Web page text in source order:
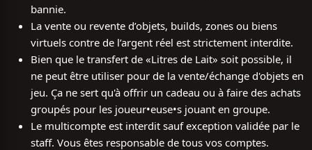
bannie.
La vente ou revente d’objets, builds, zones ou biens
virtuels contre de l’argent réel est strictement interdite.
Bien que le transfert de «Litres de Lait» soit possible, il
ne peut être utiliser pour de la vente/échange d'objets en
jeu. Ça ne sert qu'à offrir un cadeau ou à faire des achats
groupés pour les joueur•euse•s jouant en groupe.
Le multicompte est interdit sauf exception validée par le
staff. Vous êtes responsable de tous vos comptes.